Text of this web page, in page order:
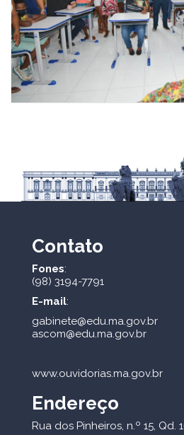
Contato
Fones:
(98) 3194-7791
E-mail:
gabinete@edu.ma.gov.br
ascom@edu.ma.gov.br
www.ouvidorias.ma.gov.br
Endereço
Rua dos Pinheiros, n.º 15, Qd.